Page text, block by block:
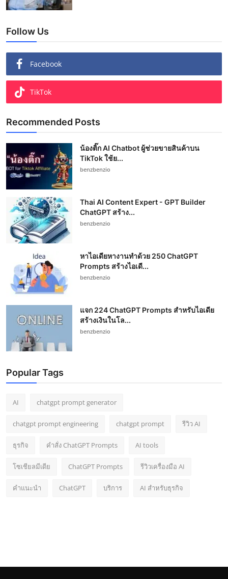
Follow Us
Facebook
TikTok
Recommended Posts
น้องติ๊ก AI Chatbot ผู้ช่วยขายสินค้าบน
TikTok ใช้ย...
benzbenzio
Thai AI Content Expert - GPT Builder
ChatGPT สร้าง...
benzbenzio
หาไอเดียหางานทำด้วย 250 ChatGPT
Prompts สร้างไอเดี...
benzbenzio
แจก 224 ChatGPT Prompts สำหรับไอเดีย
สร้างเงินในโล...
benzbenzio
Popular Tags
AI chatgpt prompt generator
chatgpt prompt engineering chatgpt prompt รีวิว AI
ธุรกิจ คำสั่ง ChatGPT Prompts AI tools
โซเชียลมีเดีย ChatGPT Prompts รีวิวเครื่องมือ AI
คำแนะนำ ChatGPT บริการ AI สำหรับธุรกิจ